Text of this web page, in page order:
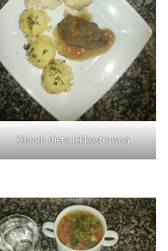
Obiad- dieta lekkostrawna